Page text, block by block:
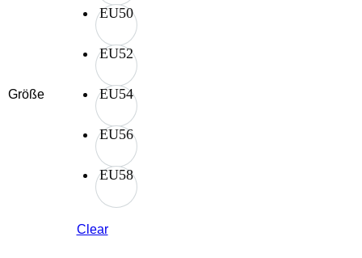
Größe
EU50
EU52
EU54
EU56
EU58
Clear